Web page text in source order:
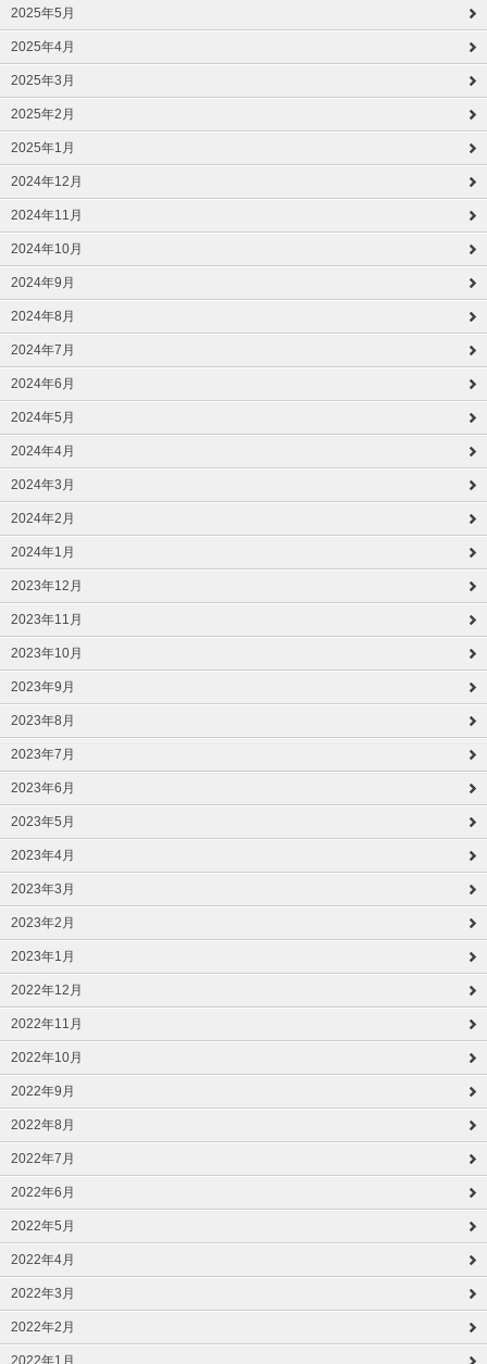
2025年5月
2025年4月
2025年3月
2025年2月
2025年1月
2024年12月
2024年11月
2024年10月
2024年9月
2024年8月
2024年7月
2024年6月
2024年5月
2024年4月
2024年3月
2024年2月
2024年1月
2023年12月
2023年11月
2023年10月
2023年9月
2023年8月
2023年7月
2023年6月
2023年5月
2023年4月
2023年3月
2023年2月
2023年1月
2022年12月
2022年11月
2022年10月
2022年9月
2022年8月
2022年7月
2022年6月
2022年5月
2022年4月
2022年3月
2022年2月
2022年1月